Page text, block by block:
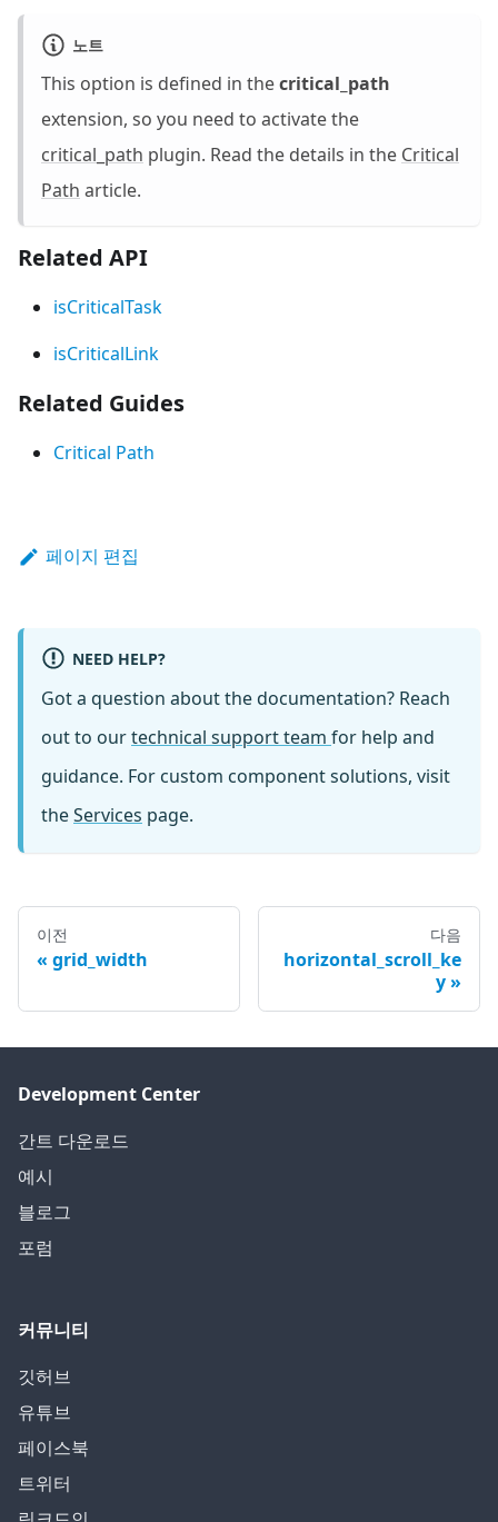
노트
This option is defined in thecritical_path
extension, so you need to activate the
critical_path plugin. Read the details in the Critical
Path article.
Related API
isCriticalTask
isCriticalLink
Related Guides
Critical Path
페이지 편집
NEED HELP?
Got a question about the documentation? Reach
out to ourtechnical support team for help and
guidance. For custom component solutions, visit
theServices page.
이전
grid_width
다음
horizontal_scroll_ke
y
Development Center
간트 다운로드
예시
블로그
포럼
커뮤니티
깃허브
유튜브
페이스북
트위터